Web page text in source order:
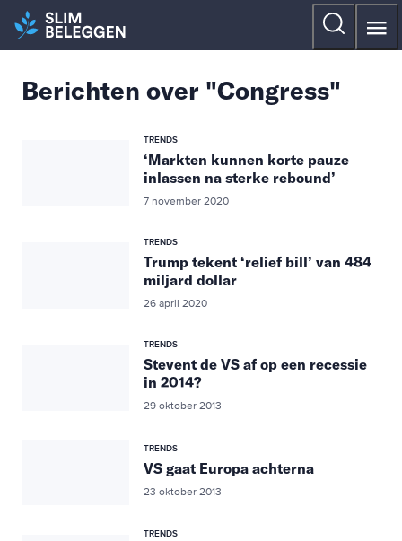
Berichten over "Congress"
TRENDS
‘Markten kunnen korte pauze
inlassen na sterke rebound’
7 november 2020
TRENDS
Trump tekent ‘relief bill’ van 484
miljard dollar
26 april 2020
TRENDS
Stevent de VS af op een recessie
in 2014?
29 oktober 2013
TRENDS
VS gaat Europa achterna
23 oktober 2013
TRENDS